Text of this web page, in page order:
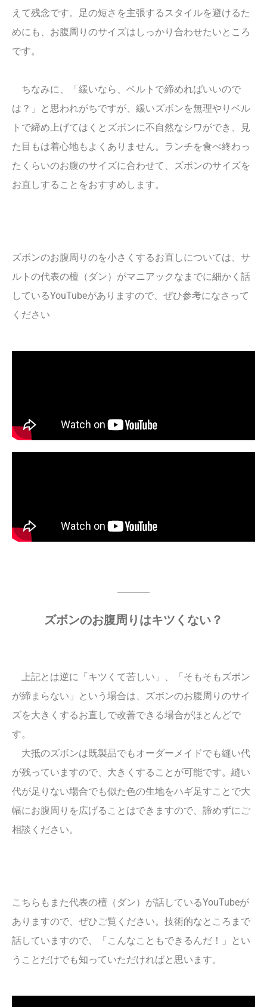
えて残念です。足の短さを主張するスタイルを避けるた
めにも、お腹周りのサイズはしっかり合わせたいところ
です。
ちなみに、「緩いなら、ベルトで締めればいいので
は？」と思われがちですが、緩いズボンを無理やりベル
トで締め上げてはくとズボンに不自然なシワができ、見
た目もは着心地もよくありません。ランチを食べ終わっ
たくらいのお腹のサイズに合わせて、ズボンのサイズを
お直しすることをおすすめします。
ズボンのお腹周りのを小さくするお直しについては、サ
ルトの代表の檀（ダン）がマニアックなまでに細かく話
しているYouTubeがありますので、ぜひ参考になさって
ください
ズボンのお腹周りはキツくない？
上記とは逆に「キツくて苦しい」、「そもそもズボン
が締まらない」という場合は、ズボンのお腹周りのサイ
ズを大きくするお直しで改善できる場合がほとんどで
す。
大抵のズボンは既製品でもオーダーメイドでも縫い代
が残っていますので、大きくすることが可能です。縫い
代が足りない場合でも似た色の生地をハギ足すことで大
幅にお腹周りを広げることはできますので、諦めずにご
相談ください。
こちらもまた代表の檀（ダン）が話しているYouTubeが
ありますので、ぜひご覧ください。技術的なところまで
話していますので、「こんなこともできるんだ！」とい
うことだけでも知っていただければと思います。